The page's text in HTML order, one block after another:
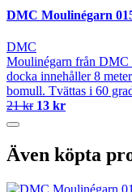
DMC Moulinégarn
DMC
Moulinégarn från DMC
docka innehåller 8
bomull. Tvättas i 60
21 kr 13 kr
Även köpta